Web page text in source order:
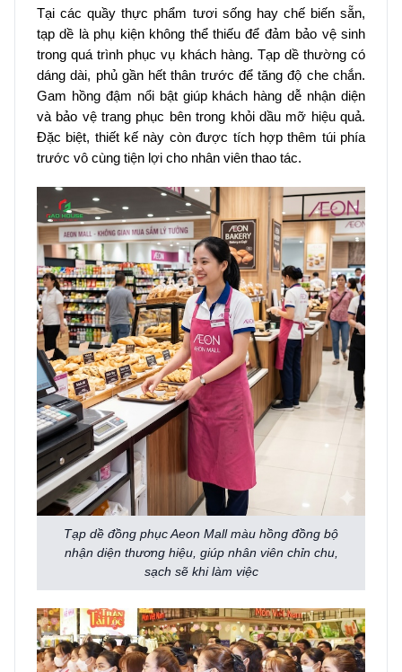
Tại các quầy thực phẩm tươi sống hay chế biến sẵn,
tạp dề là phụ kiện không thể thiếu để đảm bảo vệ sinh
trong quá trình phục vụ khách hàng. Tạp dề thường có
dáng dài, phủ gần hết thân trước để tăng độ che chắn.
Gam hồng đậm nổi bật giúp khách hàng dễ nhận diện
và bảo vệ trang phục bên trong khỏi dầu mỡ hiệu quả.
Đặc biệt, thiết kế này còn được tích hợp thêm túi phía
trước vô cùng tiện lợi cho nhân viên thao tác.
Tạp dề đồng phục Aeon Mall màu hồng đồng bộ
nhận diện thương hiệu, giúp nhân viên chỉn chu,
sạch sẽ khi làm việc